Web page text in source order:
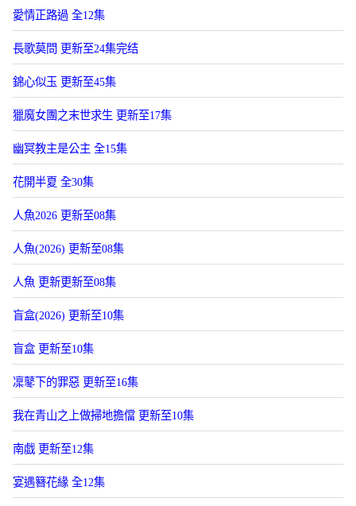
愛情正路過 全12集
長歌莫問 更新至24集完结
錦心似玉 更新至45集
獵魔女團之末世求生 更新至17集
幽冥教主是公主 全15集
花開半夏 全30集
人魚2026 更新至08集
人魚(2026) 更新至08集
人魚 更新更新至08集
盲盒(2026) 更新至10集
盲盒 更新至10集
凜鼕下的罪惡 更新至16集
我在青山之上做掃地擔儅 更新至10集
南戯 更新至12集
宴遇簪花緣 全12集